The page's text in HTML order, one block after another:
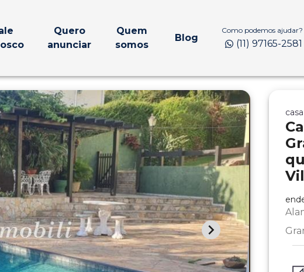
Quero
anunciar
Quem
somos
Blog
Como podemos ajudar?
(11) 97165-2581
casa